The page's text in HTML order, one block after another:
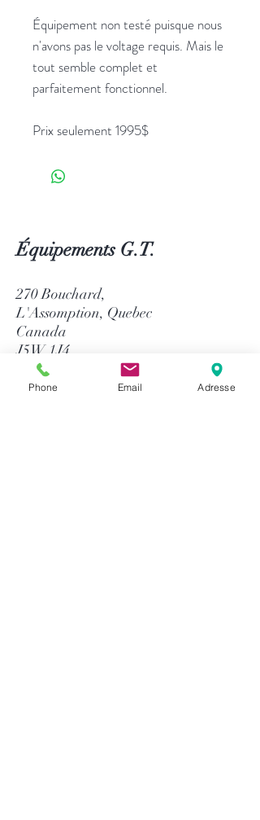
Équipement non testé puisque nous
n'avons pas le voltage requis. Mais le
tout semble complet et
parfaitement fonctionnel.
Prix seulement 1995$
Équipements G.T.
270 Bouchard,
L'Assomption, Quebec
Canada
J5W 1J4
514-758-8484
Phone Email Adresse